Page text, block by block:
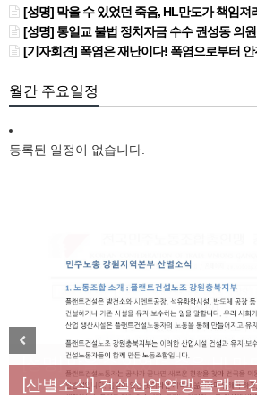
[성명] 막을 수 있었던 죽음, HL만도가 책임져라 : 청년노동자 사망사고의 철저한 진
[성명] 통일교 불법 정치자금 수수 권성동 의원직
[기자회견] 폭염은 재난이다! 폭염으로부터 안전한 일터를 위한 민주노총 강원지
월간 주요일정
등록된 일정이 없습니다.
[성명] 막을 수 있었던 죽음, HL만
년노동자 사망사고의 철저한 진
[산별소식] 건설산업연맹 플랜트
Previous